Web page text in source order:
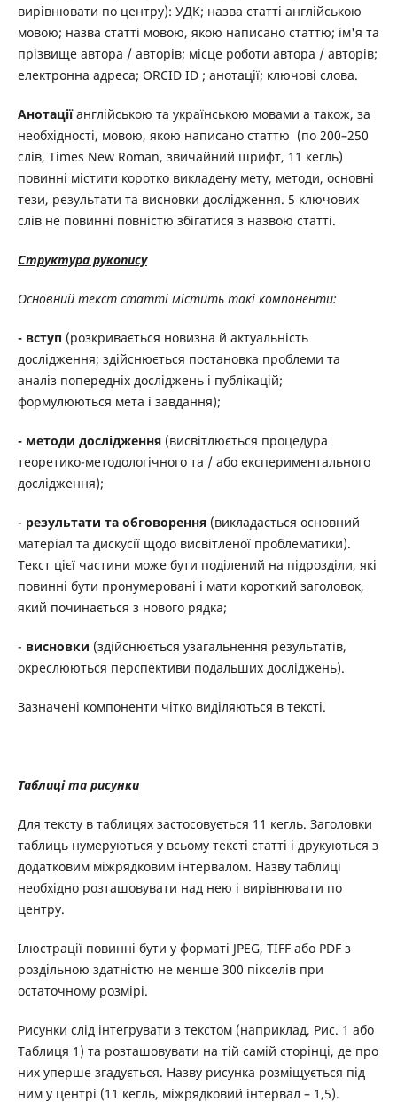
вирівнювати по центру): УДК; назва статті англійською
мовою; назва статті мовою, якою написано статтю; ім'я та
прізвище автора / авторів; місце роботи автора / авторів;
електронна адреса; ORCID ID ; анотації; ключові слова.
Анотаціїанглійською та українською мовами а також, за
необхідності, мовою, якою написано статтю (по 200–250
слів, Times New Roman, звичайний шрифт, 11 кегль)
повинні містити коротко викладену мету, методи, основні
тези, результати та висновки дослідження. 5 ключових
слів не повинні повністю збігатися з назвою статті.
Структура рукопису
Основний текст статті містить такі компоненти:
- вступ (розкривається новизна й актуальність
дослідження; здійснюється постановка проблеми та
аналіз попередніх досліджень і публікацій;
формулюються мета і завдання);
- методи дослідження (висвітлюється процедура
теоретико-методологічного та / або експериментального
дослідження);
- результати та обговорення(викладається основний
матеріал та дискусії щодо висвітленої проблематики).
Текст цієї частини може бути поділений на підрозділи, які
повинні бути пронумеровані і мати короткий заголовок,
який починається з нового рядка;
- висновки (здійснюється узагальнення результатів,
окреслюються перспективи подальших досліджень).
Зазначені компоненти чітко виділяються в тексті.
Таблиці та рисунки
Для тексту в таблицях застосовується 11 кегль. Заголовки
таблиць нумеруються у всьому тексті статті і друкуються з
додатковим міжрядковим інтервалом. Назву таблиці
необхідно розташовувати над нею і вирівнювати по
центру.
Ілюстрації повинні бути у форматі JPEG, TIFF або PDF з
роздільною здатністю не менше 300 пікселів при
остаточному розмірі.
Рисунки слід інтегрувати з текстом (наприклад, Рис. 1 або
Таблиця 1) та розташовувати на тій самій сторінці, де про
них уперше згадується. Назву рисунка розміщується під
ним у центрі (11 кегль, міжрядковий інтервал – 1,5).